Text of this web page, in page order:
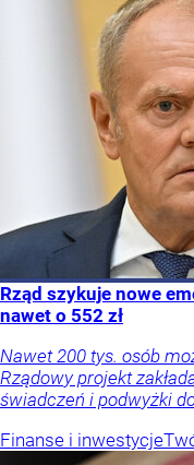
Rząd szykuje nowe
nawet o 552 zł
Nawet 200 tys. osób
Rządowy projekt
świadczeń i podwyżki
Finanse i inwestycje